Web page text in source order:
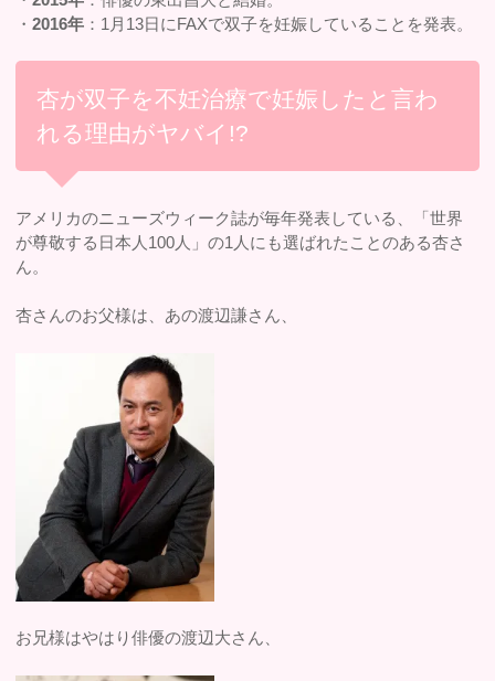
・2016年 ：1月13日にFAXで双子を妊娠していることを発表。
杏が双子を不妊治療で妊娠したと言わ
れる理由がヤバイ!?
アメリカのニューズウィーク誌が毎年発表している、「世界
が尊敬する日本人100人」の1人にも選ばれたことのある杏さ
ん。
杏さんのお父様は、あの渡辺謙さん、
お兄様はやはり俳優の渡辺大さん、